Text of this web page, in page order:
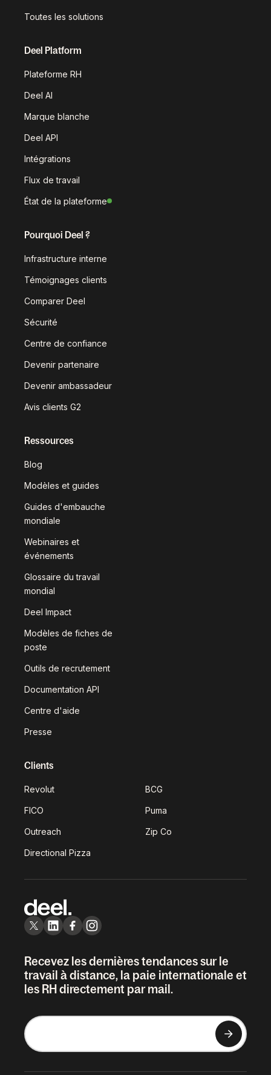
Toutes les solutions
Deel Platform
Plateforme RH
Deel AI
Marque blanche
Deel API
Intégrations
Flux de travail
État de la plateforme
Pourquoi Deel ?
Infrastructure interne
Témoignages clients
Comparer Deel
Sécurité
Centre de confiance
Devenir partenaire
Devenir ambassadeur
Avis clients G2
Ressources
Blog
Modèles et guides
Guides d'embauche
mondiale
Webinaires et
événements
Glossaire du travail
mondial
Deel Impact
Modèles de fiches de
poste
Outils de recrutement
Documentation API
Centre d'aide
Presse
Clients
Revolut BCG
FICO Puma
Outreach Zip Co
Directional Pizza
Recevez les dernières tendances sur le
travail à distance, la paie internationale et
les RH directement par mail.